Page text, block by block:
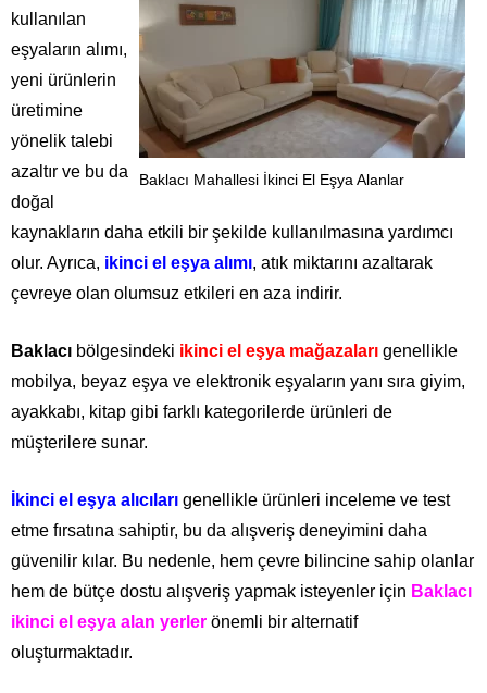
Baklacı Mahallesi İkinci El Eşya Alanlar
kullanılan
eşyaların alımı,
yeni ürünlerin
üretimine
yönelik talebi
azaltır ve bu da
doğal
kaynakların daha etkili bir şekilde kullanılmasına yardımcı
olur. Ayrıca, ikinci el eşya alımı, atık miktarını azaltarak
çevreye olan olumsuz etkileri en aza indirir.
Baklacı bölgesindeki ikinci el eşya mağazaları genellikle
mobilya, beyaz eşya ve elektronik eşyaların yanı sıra giyim,
ayakkabı, kitap gibi farklı kategorilerde ürünleri de
müşterilere sunar.
İkinci el eşya alıcıları genellikle ürünleri inceleme ve test
etme fırsatına sahiptir, bu da alışveriş deneyimini daha
güvenilir kılar. Bu nedenle, hem çevre bilincine sahip olanlar
hem de bütçe dostu alışveriş yapmak isteyenler için Baklacı
ikinci el eşya alan yerler önemli bir alternatif
oluşturmaktadır.